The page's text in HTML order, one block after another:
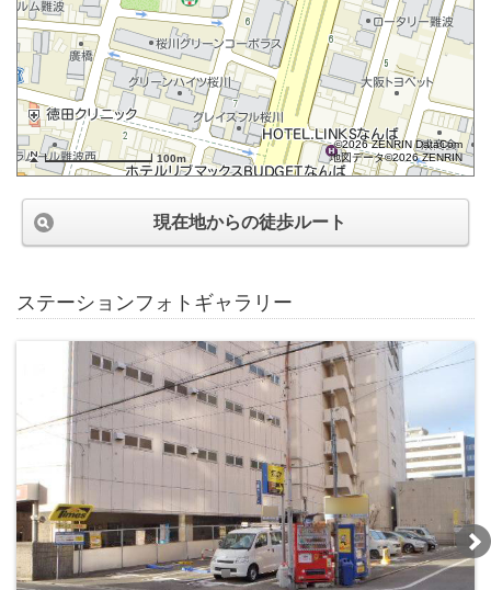
100m
©2026 ZENRIN DataCom
地図データ©2026 ZENRIN
現在地からの徒歩ルート
ステーションフォトギャラリー